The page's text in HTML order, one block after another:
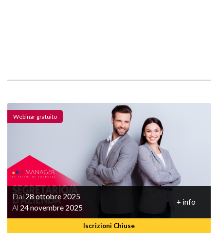
Iscrizioni Chiuse
Dal28 ottobre 2025
Al 24 novembre 2025
+ info
Webinar gratuito